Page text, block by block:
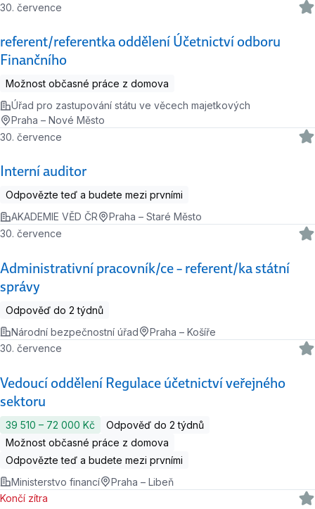
referent/referentka oddělení Účetnictví odboru
Finančního
30. července
Možnost občasné práce z domova
Úřad pro zastupování státu ve věcech majetkových
Praha – Nové Město
Interní auditor
30. července
Odpovězte teď a budete mezi prvními
AKADEMIE VĚD ČR
Praha – Staré Město
Administrativní pracovník/ce – referent/ka státní
správy
30. července
Odpověď do 2 týdnů
Národní bezpečnostní úřad
Praha – Košíře
Vedoucí oddělení Regulace účetnictví veřejného
sektoru
30. července
39 510 ‍–‍ 72 000 Kč
Odpověď do 2 týdnů
Možnost občasné práce z domova
Odpovězte teď a budete mezi prvními
Ministerstvo financí
Praha – Libeň
Končí zítra